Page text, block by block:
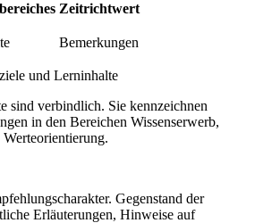
Zeitrichtwert
Bemerkungen
und Lerninhalte
sind verbindlich. Sie kennzeichnen
in den Bereichen Wissenserwerb,
Gegenstand der
Erläuterungen, Hinweise auf